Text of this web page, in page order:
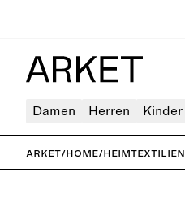
Damen Herren Kinder
ARKET/Home/Heimtextilien